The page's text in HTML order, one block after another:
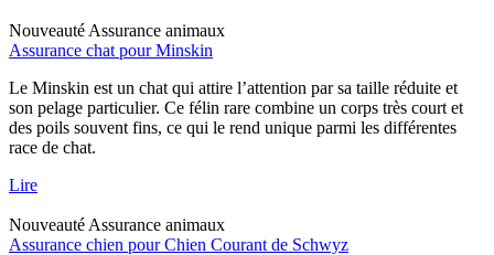
Nouveauté Assurance animaux
Assurance chat pour Minskin
Le Minskin est un chat qui attire l’attention par sa taille réduite et
son pelage particulier. Ce félin rare combine un corps très court et
des poils souvent fins, ce qui le rend unique parmi les différentes
race de chat.
Lire
Nouveauté Assurance animaux
Assurance chien pour Chien Courant de Schwyz